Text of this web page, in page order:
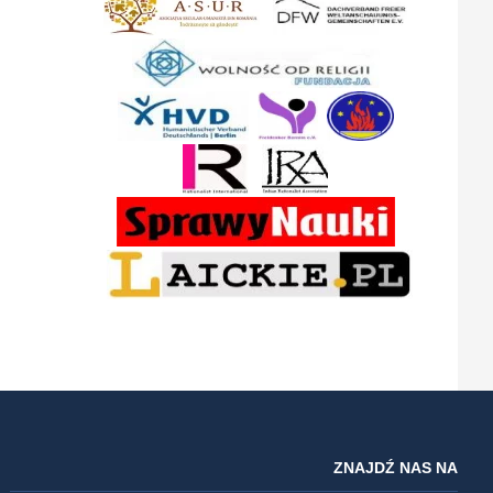
ZNAJDŹ NAS NA